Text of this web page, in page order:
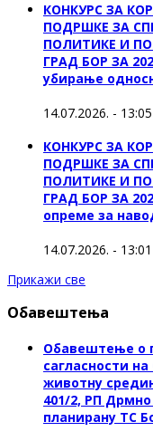
КОНКУРС ЗА
ПОДРШКЕ ЗА
ПОЛИТИКЕ И
ГРАД БОР ЗА
убирање
14.07.2026. - 13:05
КОНКУРС ЗА
ПОДРШКЕ ЗА
ПОЛИТИКЕ И
ГРАД БОР ЗА
опреме за
14.07.2026. - 13:01
Прикажи све
Обавештења
Обавештење о
сагласности
животну
401/2, РП
планирану ТС